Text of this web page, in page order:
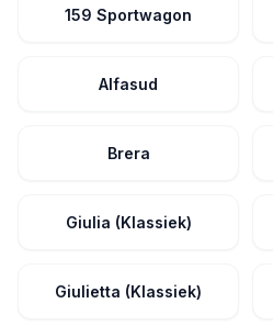
159 Sportwagon
Alfasud
Brera
Giulia (Klassiek)
Giulietta (Klassiek)